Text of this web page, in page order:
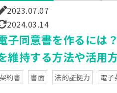
2023.07.07
2024.03.14
子同意書を作るには
維持する方法や活用
ご紹介
契約書 書面 法的証拠力 電子